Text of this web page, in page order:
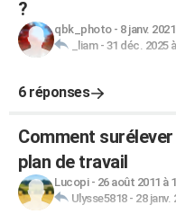
?
qbk_photo- 8 janv.
_liam- 31 déc. 2025
6 réponses
Comment
plan de travail
Lucopi- 26 août 2011 à
Ulysse5818- 28 janv.